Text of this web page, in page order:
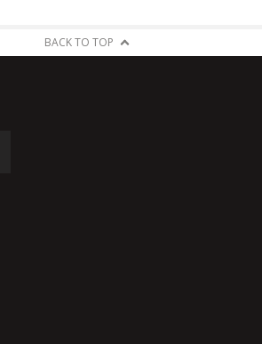
BACK TO TOP